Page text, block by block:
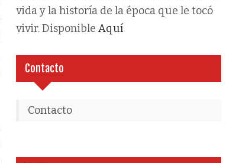
vida y la historía de la época que le tocó
vivir. DisponibleAquí
Contacto
Contacto